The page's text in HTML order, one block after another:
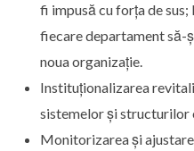
fi impusă cu forța de
fiecare departament să-
noua organizație.
Instituționalizarea
sistemelor și structurilor
Monitorizarea și